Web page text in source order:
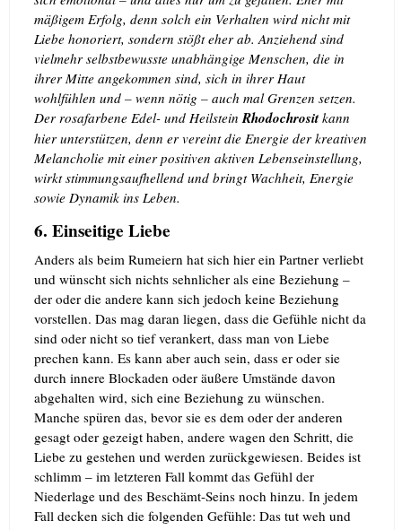
mäßigem Erfolg, denn solch ein Verhalten wird nicht mit
Liebe honoriert, sondern stößt eher ab. Anziehend sind
vielmehr selbstbewusste unabhängige Menschen, die in
ihrer Mitte angekommen sind, sich in ihrer Haut
wohlfühlen und – wenn nötig – auch mal Grenzen setzen.
Der rosafarbene Edel- und Heilstein Rhodochrositkann
hier unterstützen, denn er vereint die Energie der kreativen
Melancholie mit einer positiven aktiven Lebenseinstellung,
wirkt stimmungsaufhellend und bringt Wachheit, Energie
sowie Dynamik ins Leben.
6. Einseitige Liebe
Anders als beim Rumeiern hat sich hier ein Partner verliebt
und wünscht sich nichts sehnlicher als eine Beziehung –
der oder die andere kann sich jedoch keine Beziehung
vorstellen. Das mag daran liegen, dass die Gefühle nicht da
sind oder nicht so tief verankert, dass man von Liebe
prechen kann. Es kann aber auch sein, dass er oder sie
durch innere Blockaden oder äußere Umstände davon
abgehalten wird, sich eine Beziehung zu wünschen.
Manche spüren das, bevor sie es dem oder der anderen
gesagt oder gezeigt haben, andere wagen den Schritt, die
Liebe zu gestehen und werden zurückgewiesen. Beides ist
schlimm – im letzteren Fall kommt das Gefühl der
Niederlage und des Beschämt-Seins noch hinzu. In jedem
Fall decken sich die folgenden Gefühle: Das tut weh und